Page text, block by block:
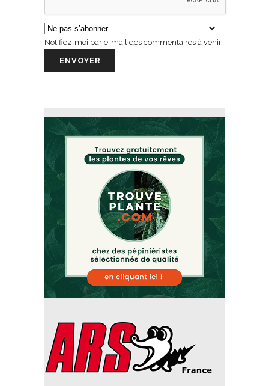
Notifiez-moi par e-mail des commentaires à venir.